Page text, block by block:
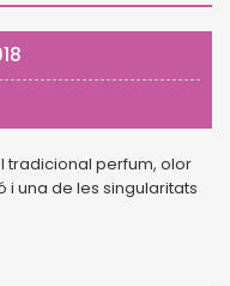
tradicional perfum, olor
una de les singularitats